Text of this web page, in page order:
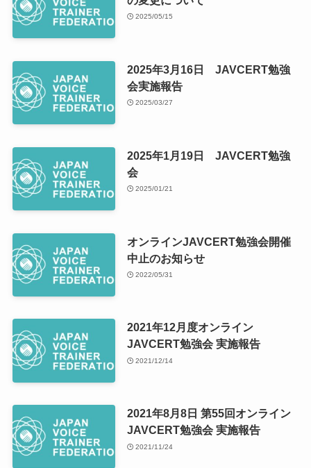
2025/05/15
2025年3月16日 JAVCERT勉強
会実施報告
2025/03/27
2025年1月19日 JAVCERT勉強
会
2025/01/21
オンラインJAVCERT勉強会開催
中止のお知らせ
2022/05/31
2021年12月度オンライン
JAVCERT勉強会 実施報告
2021/12/14
2021年8月8日 第55回オンライン
JAVCERT勉強会 実施報告
2021/11/24